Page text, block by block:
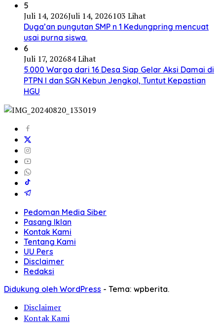
5
Juli 14, 2026Juli 14, 2026103 Lihat
Duga’an pungutan SMP n 1 Kedungpring mencuat
usai purna siswa.
6
Juli 17, 202684 Lihat
5.000 Warga dari 16 Desa Siap Gelar Aksi Damai di
PTPN I dan SGN Kebun Jengkol, Tuntut Kepastian
HGU
Pedoman Media Siber
Pasang Iklan
Kontak Kami
Tentang Kami
UU Pers
Disclaimer
Redaksi
Didukung oleh WordPress - Tema: wpberita.
Disclaimer
Kontak Kami